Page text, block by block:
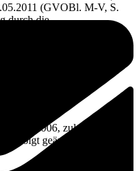
(GVOBl. M-V, S.
durch die
Satzung erlassen:
zuletzt geändert
folgt geändert: